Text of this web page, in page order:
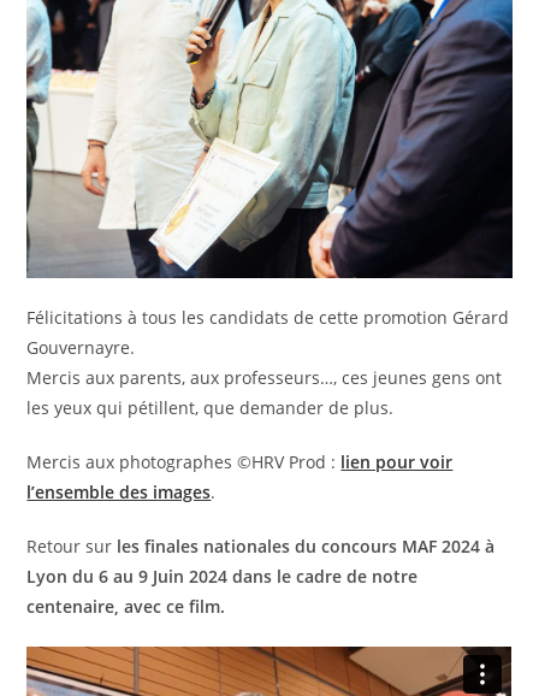
Félicitations à tous les candidats de cette promotion Gérard
Gouvernayre.
Mercis aux parents, aux professeurs…, ces jeunes gens ont
les yeux qui pétillent, que demander de plus.
Mercis aux photographes ©HRV Prod : lien pour voir
l’ensemble des images.
Retour sur les finales nationales du concours MAF 2024 à
Lyon du 6 au 9 Juin 2024 dans le cadre de notre
centenaire, avec ce film.